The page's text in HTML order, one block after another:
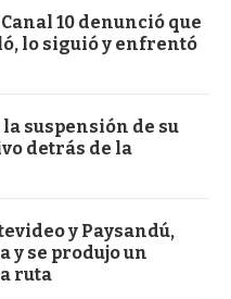
10 denunció que
lo siguió y enfrentó
suspensión de su
detrás de la
y Paysandú,
y se produjo un
ruta